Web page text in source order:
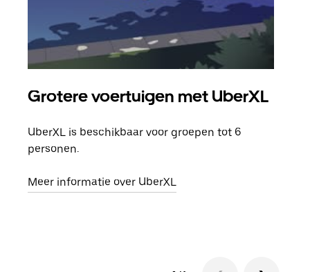
Grotere voertuigen met UberXL
UberXL is beschikbaar voor groepen tot 6
personen.
Meer informatie over UberXL